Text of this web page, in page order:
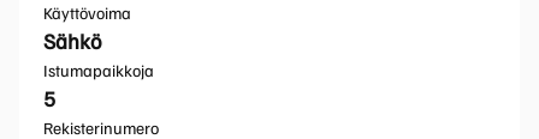
Käyttövoima
Sähkö
Istumapaikkoja
5
Rekisterinumero